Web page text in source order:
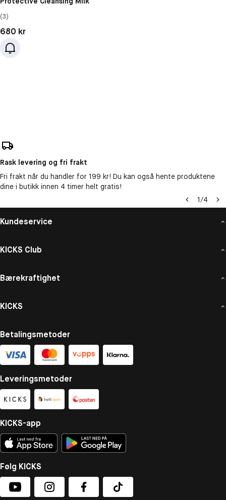
(3)
Pris: 680 kr
680 kr
Rask levering og fri frakt
Fri frakt når du handler for 199 kr! Du kan også hente produktene
dine i butikk innen 4 timer helt gratis!
1/4
Kundeservice
KICKS Club
Bærekraftighet
KICKS
Betalingsmetoder
Leveringsmetoder
KICKS-app
Følg KICKS